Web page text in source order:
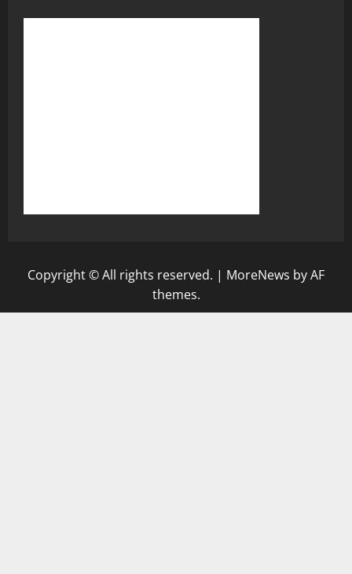
Copyright © All rights reserved. | MoreNews by AF
themes.